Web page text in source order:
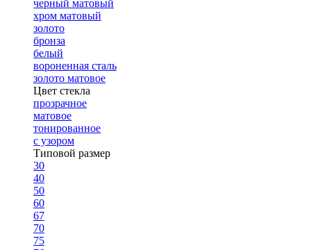
черный матовый
хром матовый
золото
бронза
белый
вороненная сталь
золото матовое
Цвет стекла
прозрачное
матовое
тонированное
с узором
Типовой размер
30
40
50
60
67
70
75